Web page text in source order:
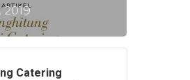
Catering